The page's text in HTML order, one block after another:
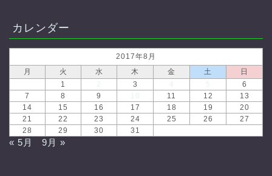
カレンダー
2017年8月
月
火 水 木 金 土
日
1
2 3 4 5
6
7
8 9 10 11 12
13
14
15 16 17 18 19
20
21
22 23 24 25 26
27
28
29 30 31
« 5月 9月 »